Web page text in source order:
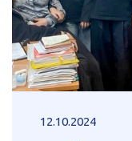
12.10.2024